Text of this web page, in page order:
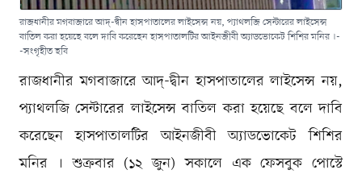
রাজধানীর মগবাজারে আদ্-দ্বীন হাসপাতালের লাইসেন্স নয়, প্যাথলজি সেন্টারের লাইসেন্স
বাতিল করা হয়েছে বলে দাবি করেছেন হাসপাতালটির আইনজীবী অ্যাডভোকেট শিশির মনির ।-
-সংগৃহীত ছবি
রাজধানীর মগবাজারে আদ্-দ্বীন হাসপাতালের লাইসেন্স নয়,
প্যাথলজি সেন্টারের লাইসেন্স বাতিল করা হয়েছে বলে দাবি
করেছেন হাসপাতালটির আইনজীবী অ্যাডভোকেট শিশির
মনির । শুক্রবার (১২ জুন) সকালে এক ফেসবুক পোস্টে